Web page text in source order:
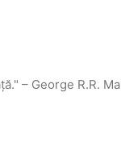
– George R.R.